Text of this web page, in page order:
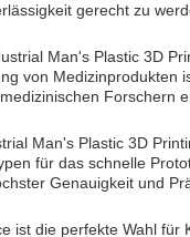
gerecht zu
Man's Plastic 3D
von
Man's Plastic 3D
für das schnelle
Genauigkeit und
ist die perfekte Wahl